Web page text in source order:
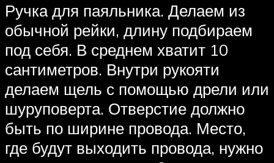
Ручка для паяльника. Делаем из
обычной рейки, длину подбираем
под себя. В среднем хватит 10
сантиметров. Внутри рукояти
делаем щель с помощью дрели или
шуруповерта. Отверстие должно
быть по ширине провода. Место,
где будут выходить провода, нужно